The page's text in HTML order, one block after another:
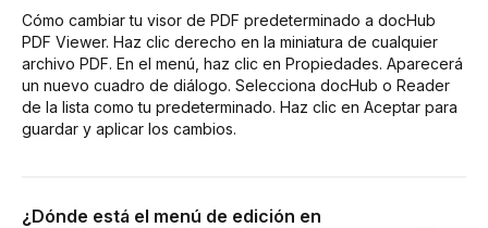
Cómo cambiar tu visor de PDF predeterminado a docHub
PDF Viewer. Haz clic derecho en la miniatura de cualquier
archivo PDF. En el menú, haz clic en Propiedades. Aparecerá
un nuevo cuadro de diálogo. Selecciona docHub o Reader
de la lista como tu predeterminado. Haz clic en Aceptar para
guardar y aplicar los cambios.
¿Dónde está el menú de edición en